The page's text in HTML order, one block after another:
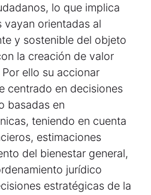
lo que implica
vayan orientadas al
y sostenible del objeto
la creación de valor
ello su accionar
centrado en decisiones
basadas en
teniendo en cuenta
estimaciones
del bienestar general,
jurídico
estratégicas de la